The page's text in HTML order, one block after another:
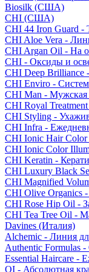
Biosilk (США)
CHI (США)
CHI 44 Iron Guard -
CHI Aloe Vera -
CHI Argan Oil - На
CHI - Оксиды и
CHI Deep Brilliance
CHI Enviro -
CHI Man - Мужская
CHI Royal
CHI Styling -
CHI Infra -
CHI Ionic Hair Color
CHI Ionic Color
CHI Keratin -
CHI Luxury Black
CHI Magnified
CHI Olive Organics
CHI Rose Hip Oil -
CHI Tea Tree Oil -
Davines (Италия)
Alchemic - Линия
Authentic Formulas
Essential Haircare -
OI - Абсолютная